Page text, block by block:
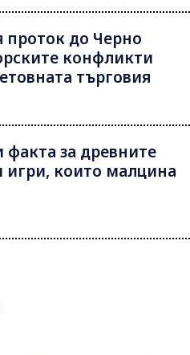
до Черно
конфликти
търговия
за древните
които малцина